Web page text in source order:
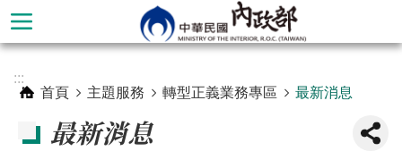
跳到主要內容區塊
階
:::
首頁
主題服務 轉型正義業務專區 最新消息
最新消息